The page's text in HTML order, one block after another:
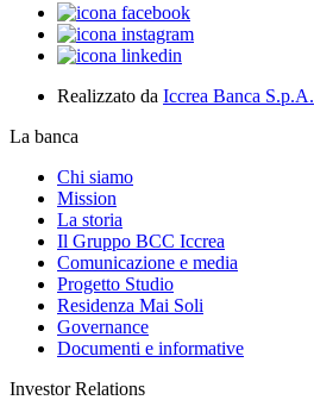
Realizzato da Iccrea Banca S.p.A.
La banca
Chi siamo
Mission
La storia
Il Gruppo BCC Iccrea
Comunicazione e media
Progetto Studio
Residenza Mai Soli
Governance
Documenti e informative
Investor Relations